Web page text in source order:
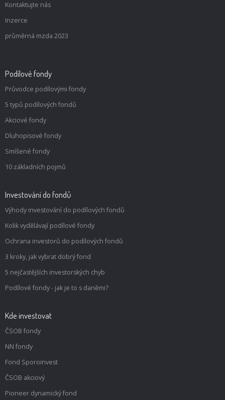
Kontaktujte nás
Inzerce
průměrná mzda 2023
Podílové fondy
Průvodce podílovými fondy
5 typů podílových fondů
Akciové fondy
Dluhopisové fondy
Smíšené fondy
10 základních pojmů
Investování do fondů
Výhody investování do podílových fondů
Kolik vydělávají podílové fondy
Ochrana investorů do podílových fondů
3 kroky, jak vybrat dobrý fond
5 nejčastějších investorských chyb
Podílové fondy - jak je to s daněmi?
Kde investovat
ČSOB fondy
NN fondy
Fond Sporoinvest
ČSOB akciový
Pioneer dynamický fond